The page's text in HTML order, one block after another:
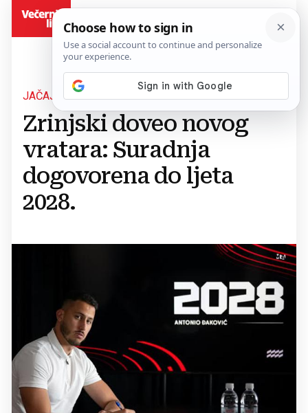
JAČAJU PRVI TIM
Zrinjski doveo novog
vratara: Suradnja
dogovorena do ljeta
2028.